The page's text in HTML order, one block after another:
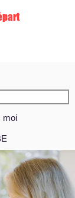
moi